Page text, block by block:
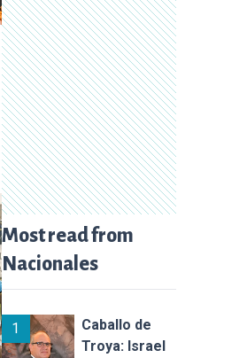
Most read from
Nacionales
1
Caballo de
Troya: Israel